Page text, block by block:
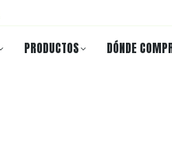
PRODUCTOS DÓNDE